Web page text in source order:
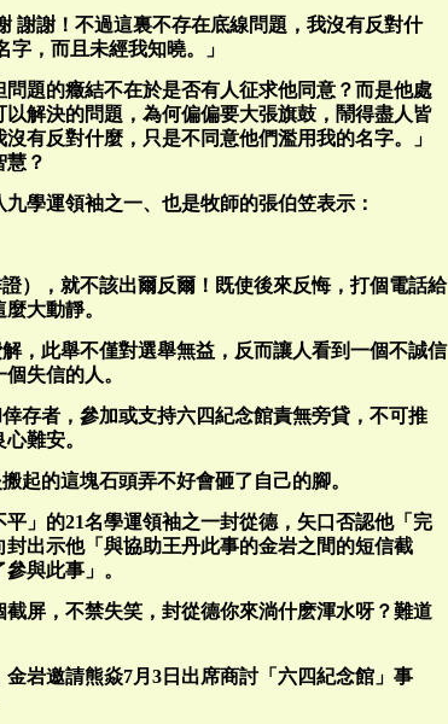
謝謝！不過這裏不存在底線問題，我沒有反對什
，而且未經我知曉。」
題的癥結不在於是否有人征求他同意？而是他處
解決的問題，為何偏偏要大張旗鼓，鬧得盡人皆
有反對什麼，只是不同意他們濫用我的名字。」
慧？
學運領袖之一、也是牧師的張伯笠表示：
），就不該出爾反爾！既使後來反悔，打個電話給
大動靜。
，此舉不僅對選舉無益，反而讓人看到一個不誠信
失信的人。
存者，參加或支持六四紀念館責無旁貸，不可推
難安。
起的這塊石頭弄不好會砸了自己的腳。
」的21名學運領袖之一封從德，矢口否認他「完
出示他「與協助王丹此事的金岩之間的短信截
與此事」。
屏，不禁失笑，封從德你來淌什麽渾水呀？難道
岩邀請熊焱7月3日出席商討「六四紀念館」事